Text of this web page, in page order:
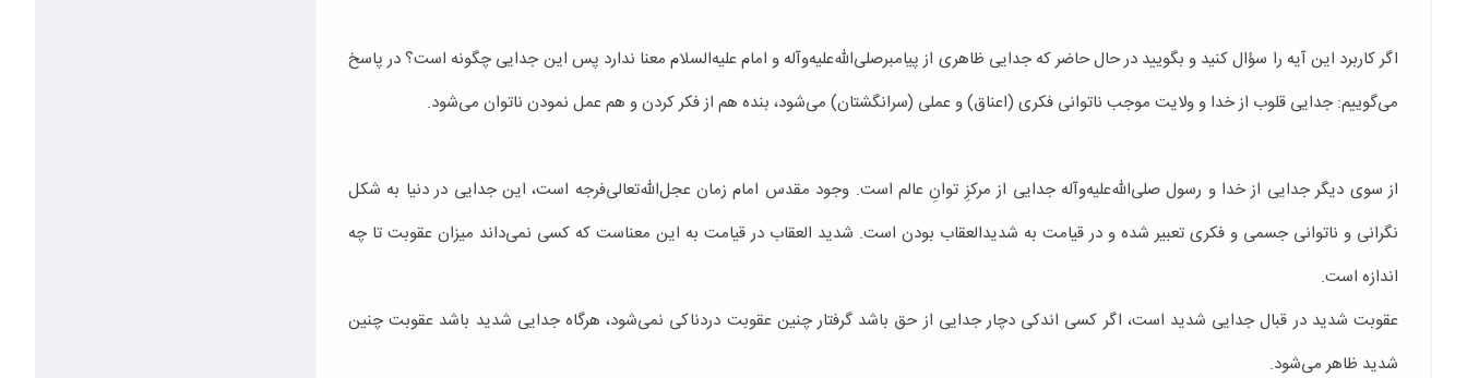
اگر کاربرد این آیه را سؤال کنید و بگویید در حال حاضر که جدایی ظاهری از پیامبرصلی‌الله‌علیه‌وآله و امام علیه‌السلام معنا ندارد پس این جدایی چگونه است؟ در پاسخ
می‌گوییم: جدایی قلوب از خدا و ولایت موجب ناتوانی فکری (اعناق) و عملی (سرانگشتان) می‌شود، بنده هم از فکر کردن و هم عمل نمودن ناتوان می‌شود.
از سوی دیگر جدایی از خدا و رسول صلی‌الله‌علیه‌وآله جدایی از مرکزِ توانِ عالم است. وجود مقدس امام زمان عجل‌الله‌تعالی‌فرجه است، این جدایی در دنیا به شکل
نگرانی و ناتوانی جسمی و فکری تعبیر شده و در قیامت به شدیدالعقاب بودن است. شدید العقاب در قیامت به این معناست كه كسی نمی‌داند میزان عقوبت تا چه
اندازه است.
عقوبت شدید در قبال جدایی شدید است، اگر کسی اندکی دچار جدایی از حق باشد گرفتار چنین عقوبت دردناکی نمی‌شود، هرگاه جدایی شدید باشد عقوبت چنین
شدید ظاهر می‎‌شود.